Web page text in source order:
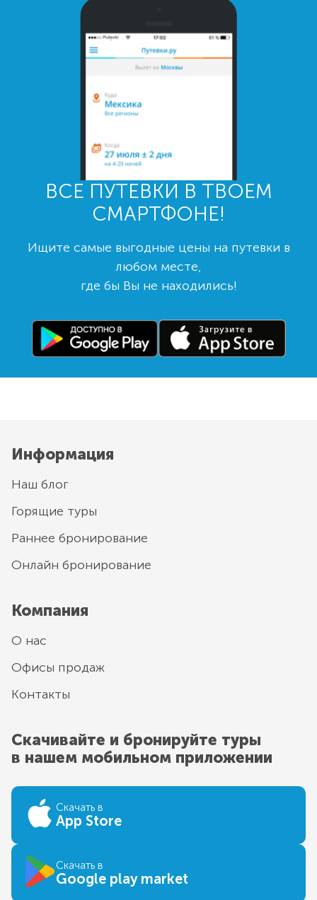
ВСЕ ПУТЕВКИ В ТВОЕМ
СМАРТФОНЕ!
Ищите самые выгодные цены на путевки в
любом месте,
где бы Вы не находились!
Информация
Наш блог
Горящие туры
Раннее бронирование
Онлайн бронирование
Компания
О нас
Офисы продаж
Контакты
Скачивайте и бронируйте туры
в нашем мобильном приложении
Скачать в
App Store
Скачать в
Google play market